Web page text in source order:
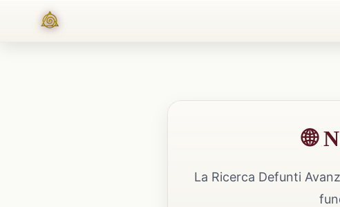
🌐
La Ricerca Defunti